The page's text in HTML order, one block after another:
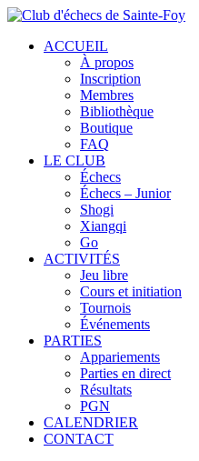
ACCUEIL
À propos
Inscription
Membres
Bibliothèque
Boutique
FAQ
LE CLUB
Échecs
Échecs – Junior
Shogi
Xiangqi
Go
ACTIVITÉS
Jeu libre
Cours et initiation
Tournois
Événements
PARTIES
Appariements
Parties en direct
Résultats
PGN
CALENDRIER
CONTACT